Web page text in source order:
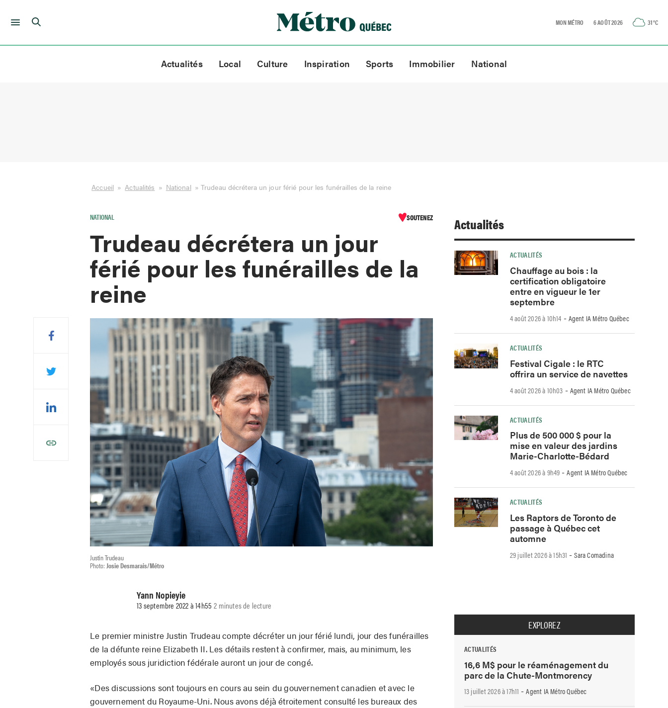
Skip
MON MÉTRO 6 AOÛT 2026 31°C
Actualités Local Culture Inspiration Sports Immobilier National
Accueil » Actualités » National »Trudeau décrétera un jour férié pour les funérailles de la reine
NATIONAL SOUTENEZ
Trudeau décrétera un jour
férié pour les funérailles de la
reine
Justin Trudeau
Photo:Josie Desmarais/Métro
Yann Nopieyie
13 septembre 2022 à 14h55 2 minutes de lecture
Le premier ministre Justin Trudeau compte décréter un jour férié lundi, jour des funérailles
de la défunte reine Elizabeth II. Les détails restent à confirmer, mais, au minimum, les
employés sous juridiction fédérale auront un jour de congé.
«Des discussions sont toujours en cours au sein du gouvernement canadien et avec le
gouvernement du Royaume-Uni. Nous avons déjà étroitement consulté les bureaux des
Actualités
ACTUALITÉS
Chauffage au bois : la
certification obligatoire
entre en vigueur le 1er
septembre
4 août 2026 à 10h14 -Agent IA Métro Québec
ACTUALITÉS
Festival Cigale : le RTC
offrira un service de navettes
4 août 2026 à 10h03 -Agent IA Métro Québec
ACTUALITÉS
Plus de 500 000 $ pour la
mise en valeur des jardins
Marie-Charlotte-Bédard
4 août 2026 à 9h49 -Agent IA Métro Québec
ACTUALITÉS
Les Raptors de Toronto de
passage à Québec cet
automne
29 juillet 2026 à 15h31 -Sara Comadina
EXPLOREZ
ACTUALITÉS
16,6 M$ pour le réaménagement du
parc de la Chute-Montmorency
13 juillet 2026 à 17h11 -Agent IA Métro Québec